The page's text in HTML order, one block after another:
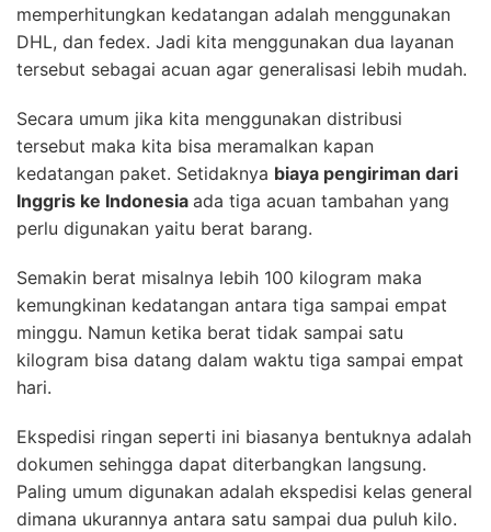
memperhitungkan kedatangan adalah menggunakan
DHL, dan fedex. Jadi kita menggunakan dua layanan
tersebut sebagai acuan agar generalisasi lebih mudah.
Secara umum jika kita menggunakan distribusi
tersebut maka kita bisa meramalkan kapan
kedatangan paket. Setidaknya biaya pengiriman dari
Inggris ke Indonesia ada tiga acuan tambahan yang
perlu digunakan yaitu berat barang.
Semakin berat misalnya lebih 100 kilogram maka
kemungkinan kedatangan antara tiga sampai empat
minggu. Namun ketika berat tidak sampai satu
kilogram bisa datang dalam waktu tiga sampai empat
hari.
Ekspedisi ringan seperti ini biasanya bentuknya adalah
dokumen sehingga dapat diterbangkan langsung.
Paling umum digunakan adalah ekspedisi kelas general
dimana ukurannya antara satu sampai dua puluh kilo.